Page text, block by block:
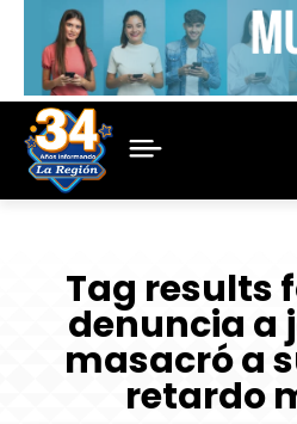
Tag results
denuncia a
masacró a
retardo